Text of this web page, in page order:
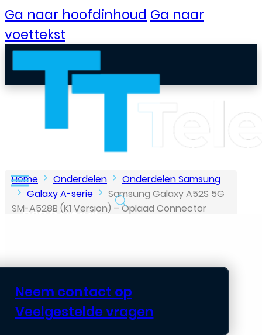
Ga naar hoofdinhoud Ga naar
voettekst
B2B Portaal
Neem contact op
Veelgestelde vragen
Home Onderdelen
Onderdelen Samsung
Galaxy A-serie
Samsung Galaxy A52S 5G
SM-A528B (K1 Version) – Oplaad Connector